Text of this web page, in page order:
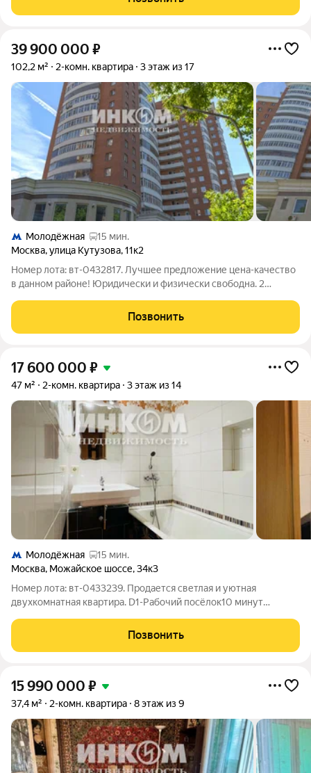
детей, которые ценят
39 900 000 ₽
102,2 м² 2-комн. квартира 3 этаж из 17
Молодёжная
15 мин.
Москва,улица Кутузова,11к2
Номер лота: вт-0432817. Лучшее предложение цена-качество
в данном районе! Юридически и физически свободна. 2
в договоре. Ключи на руках- показ оперативно. Квартира в
монолитном доме.
Позвонить
17 600 000 ₽
47 м² 2-комн. квартира 3 этаж из 14
Молодёжная
15 мин.
Москва, Можайское шоссе,34к3
Номер лота: вт-0433239. Продается светлая и уютная
двухкомнатная квартира. D1-Рабочий посёлок10 минут
прекрасная светлая просторная, солнечная квартира. Большая
кухня и застеклённая лоджия на
Позвонить
15 990 000 ₽
37,4 м² 2-комн. квартира 8 этаж из 9